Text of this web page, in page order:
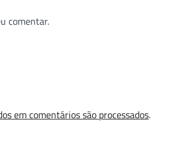
comentar.
em comentários são processados.